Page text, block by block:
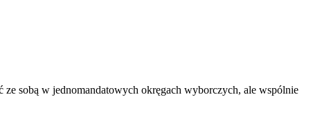
sobą w jednomandatowych okręgach wyborczych, ale wspólnie